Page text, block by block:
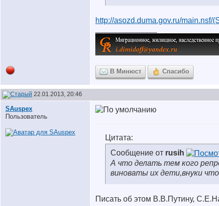
http://asozd.duma.gov.ru/main.nsf/
В Минюст Спасибо
22.01.2013, 20:46
SAuspex
Пользователь
Цитата:
Сообщение от rusih
А что делать тем кого
виноваты их дети,внуки
Писать об этом В.В.Путину,